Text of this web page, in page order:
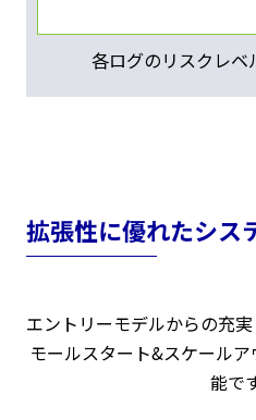
各ログのリスクレベ
拡張性に優れたシス
エントリーモデルからの充
モールスタート&スケール
能で